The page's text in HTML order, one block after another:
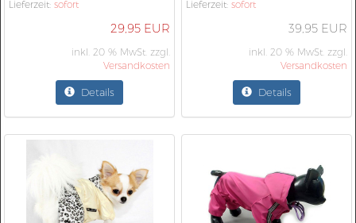
Lieferzeit: sofort
29,95 EUR
inkl. 20 % MwSt. zzgl.
Versandkosten
Details
Lieferzeit: sofort
39,95 EUR
inkl. 20 % MwSt. zzgl.
Versandkosten
Details